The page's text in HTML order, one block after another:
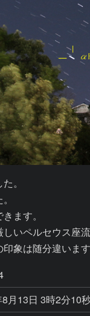
。
ます。
いペルセウス座流
象は随分違います
月13日 3時2分10